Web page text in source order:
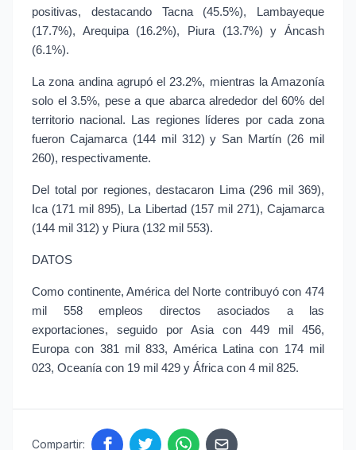
positivas, destacando Tacna (45.5%), Lambayeque
(17.7%), Arequipa (16.2%), Piura (13.7%) y Áncash
(6.1%).
La zona andina agrupó el 23.2%, mientras la Amazonía
solo el 3.5%, pese a que abarca alrededor del 60% del
territorio nacional. Las regiones líderes por cada zona
fueron Cajamarca (144 mil 312) y San Martín (26 mil
260), respectivamente.
Del total por regiones, destacaron Lima (296 mil 369),
Ica (171 mil 895), La Libertad (157 mil 271), Cajamarca
(144 mil 312) y Piura (132 mil 553).
DATOS
Como continente, América del Norte contribuyó con 474
mil 558 empleos directos asociados a las
exportaciones, seguido por Asia con 449 mil 456,
Europa con 381 mil 833, América Latina con 174 mil
023, Oceanía con 19 mil 429 y África con 4 mil 825.
Compartir: